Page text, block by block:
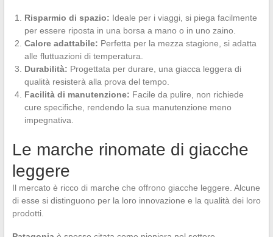
Risparmio di spazio: Ideale per i viaggi, si piega facilmente
per essere riposta in una borsa a mano o in uno zaino.
Calore adattabile: Perfetta per la mezza stagione, si adatta
alle fluttuazioni di temperatura.
Durabilità: Progettata per durare, una giacca leggera di
qualità resisterà alla prova del tempo.
Facilità di manutenzione: Facile da pulire, non richiede
cure specifiche, rendendo la sua manutenzione meno
impegnativa.
Le marche rinomate di giacche
leggere
Il mercato è ricco di marche che offrono giacche leggere. Alcune
di esse si distinguono per la loro innovazione e la qualità dei loro
prodotti.